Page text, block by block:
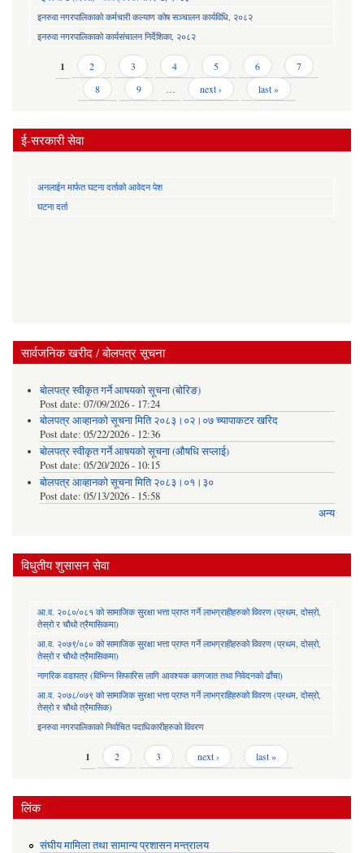
इनरुवा नगरपालिकाको कर्मचारी कल्याण कोष सञ्चालन कार्यविधि, २०८२
इनरुवा नगरपालिकाको कार्यसंचालन निर्देशिका, २०८२
Pages1 2 3 4 5 6
7
8
9 … next › last »
ई-सरकारी सेवा
अनलाईन मार्फत घटना दर्ताको आवेदन पेश
घटना दर्ता
सार्वजनिक खरीद / बोलपत्र सूचना
बोलपत्र स्वीकृत गर्ने आषयको सूचना (बोरिङ)
Post date: 07/09/2026 - 17:24
बोलपत्र आव्हानको सूचना मिति २०८३।०२।०७ च्यापाकटर खरिद
Post date: 05/22/2026 - 12:36
बोलपत्र स्वीकृत गर्ने आषयको सूचना (औषधि सप्लाई)
Post date: 05/20/2026 - 10:15
बोलपत्र आव्हानको सूचना मिति २०८३।०१।३०
Post date: 05/13/2026 - 15:58
अन्य
विधुतीय शुसासन सेवा
आ.व. २०८०/०८१ को सामाजिक सुरक्षा भत्ता प्राप्त गर्ने लाभग्राहीहरुको विवरण (प्रथम, दोस्रो,
तेस्रो र चौथो त्रैमासिकमा)
आ.व. २०७९/०८० को सामाजिक सुरक्षा भत्ता प्राप्त गर्ने लाभग्राहीहरुको विवरण (प्रथम, दोस्रो,
तेस्रो र चौथो त्रैमासिकमा)
नागरिक वडापत्र (विभिन्न सिफारिस लागि आवश्यक कागजात तथा निवेदनको ढाँचा)
आ.व. २०७८/०७९ को सामाजिक सुरक्षा भत्ता प्राप्त गर्ने लाभग्राहिहरुको विवरण (प्रथम, दोस्रो,
तेस्रो र चौथो त्रैमासिक)
इनरुवा नगरपालिकाको निर्वाचित पदाधिकारीहरुको विवरण
1 2 3 next › last »
लिंक
संघीय मामिला तथा सामान्य प्रशासन मन्त्रालय